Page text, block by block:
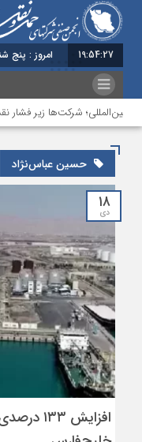
19:54:28 امروز : پنج شنبه - 15
شرکت‌ها زیر فشار
حسین عباس‌نژاد
۱۸
دی
افزایش